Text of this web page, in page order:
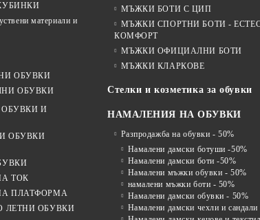
материали и
ОБУВКИ
ОБУВКИ
И
ОБУВКИ
ТОК
ПЛАТФОРМА
ЛЕТНИ ОБУВКИ
МЪЖКИ БОТИ С ЦИП
МЪЖКИ СПОРТНИ БОТИ -
КОМФОРТ
МЪЖКИ ОФИЦИАЛНИ БОТИ
МЪЖКИ КЛАРКОВЕ
Стелки и козметика за обувки
НАМАЛЕНИЯ НА ОБУВКИ
Разпродажба на обувки - 50%
Намалени дамски ботуши -50%
Намалени дамски боти -50%
Намалени мъжки обувки - 50%
намалени мъжки боти - 50%
Намалени дамски обувки - 50%
Намалени дамски чехли и